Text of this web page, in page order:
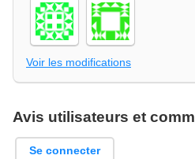
Voir les modifications
Avis utilisateurs et
Se connecter